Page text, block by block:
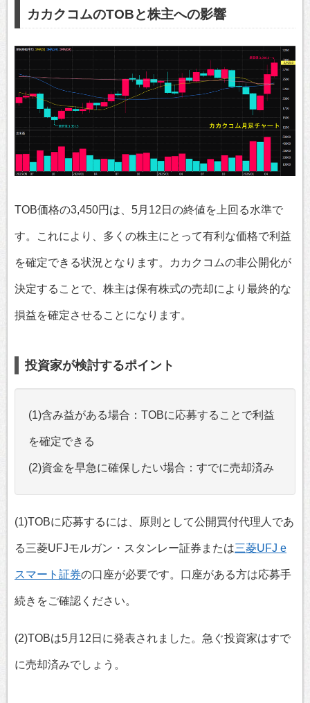
カカクコムのTOBと株主への影響
TOB価格の3,450円は、5月12日の終値を上回る水準で
す。これにより、多くの株主にとって有利な価格で利益
を確定できる状況となります。カカクコムの非公開化が
決定することで、株主は保有株式の売却により最終的な
損益を確定させることになります。
投資家が検討するポイント
(1)含み益がある場合：TOBに応募することで利益
を確定できる
(2)資金を早急に確保したい場合：すでに売却済み
(1)TOBに応募するには、原則として公開買付代理人であ
る三菱UFJモルガン・スタンレー証券または三菱UFJ e
スマート証券の口座が必要です。口座がある方は応募手
続きをご確認ください。
(2)TOBは5月12日に発表されました。急ぐ投資家はすで
に売却済みでしょう。